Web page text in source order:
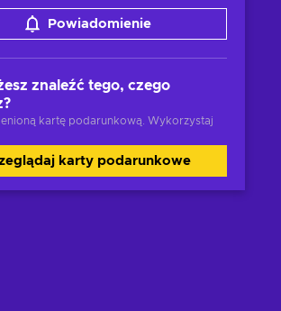
Powiadomienie
znaleźć tego, czego
kartę podarunkową. Wykorzystaj
karty podarunkowe